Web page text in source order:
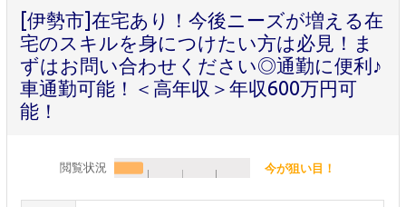
[伊勢市]在宅あり！今後ニーズが増える在
宅のスキルを身につけたい方は必見！ま
ずはお問い合わせください◎通勤に便利♪
車通勤可能！＜高年収＞年収600万円可
能！
閲覧状況 今が狙い目！